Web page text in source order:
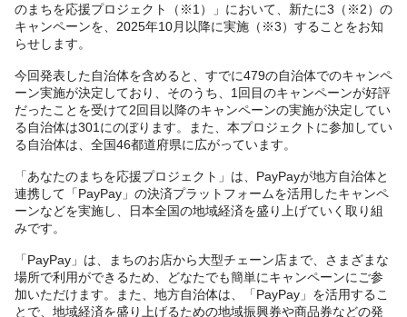
のまちを応援プロジェクト（※1）」において、新たに3（※2）の
キャンペーンを、2025年10月以降に実施（※3）することをお知
らせします。
今回発表した自治体を含めると、すでに479の自治体でのキャンペ
ーン実施が決定しており、そのうち、1回目のキャンペーンが好評
だったことを受けて2回目以降のキャンペーンの実施が決定してい
る自治体は301にのぼります。また、本プロジェクトに参加してい
る自治体は、全国46都道府県に広がっています。
「あなたのまちを応援プロジェクト」は、PayPayが地方自治体と
連携して「PayPay」の決済プラットフォームを活用したキャンペ
ーンなどを実施し、日本全国の地域経済を盛り上げていく取り組
みです。
「PayPay」は、まちのお店から大型チェーン店まで、さまざまな
場所で利用ができるため、どなたでも簡単にキャンペーンにご参
加いただけます。また、地方自治体は、「PayPay」を活用するこ
とで、地域経済を盛り上げるための地域振興券や商品券などの発